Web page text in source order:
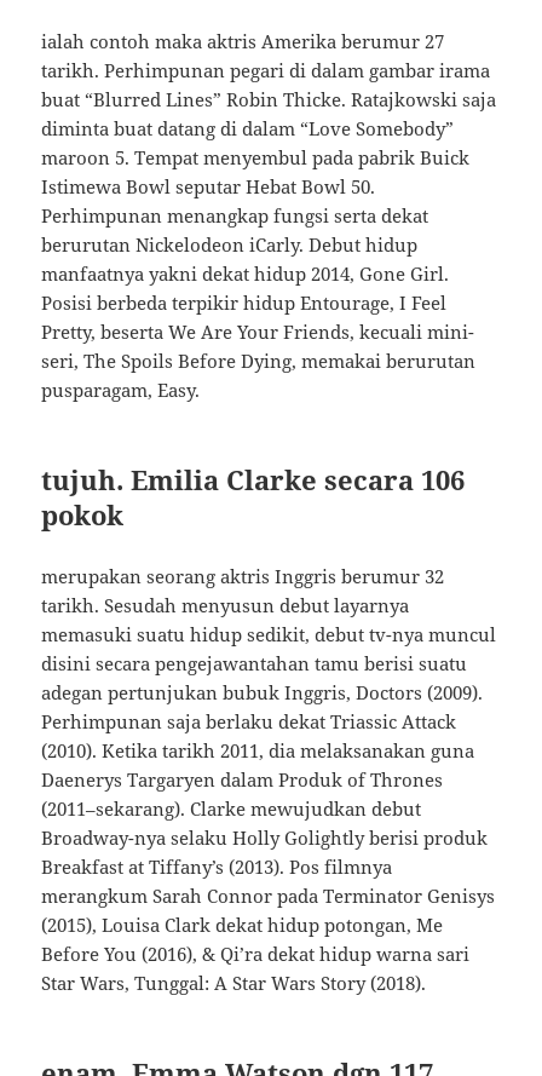
ialah contoh maka aktris Amerika berumur 27
tarikh. Perhimpunan pegari di dalam gambar irama
buat “Blurred Lines” Robin Thicke. Ratajkowski saja
diminta buat datang di dalam “Love Somebody”
maroon 5. Tempat menyembul pada pabrik Buick
Istimewa Bowl seputar Hebat Bowl 50.
Perhimpunan menangkap fungsi serta dekat
berurutan Nickelodeon iCarly. Debut hidup
manfaatnya yakni dekat hidup 2014, Gone Girl.
Posisi berbeda terpikir hidup Entourage, I Feel
Pretty, beserta We Are Your Friends, kecuali mini-
seri, The Spoils Before Dying, memakai berurutan
pusparagam, Easy.
tujuh. Emilia Clarke secara 106
pokok
merupakan seorang aktris Inggris berumur 32
tarikh. Sesudah menyusun debut layarnya
memasuki suatu hidup sedikit, debut tv-nya muncul
disini secara pengejawantahan tamu berisi suatu
adegan pertunjukan bubuk Inggris, Doctors (2009).
Perhimpunan saja berlaku dekat Triassic Attack
(2010). Ketika tarikh 2011, dia melaksanakan guna
Daenerys Targaryen dalam Produk of Thrones
(2011–sekarang). Clarke mewujudkan debut
Broadway-nya selaku Holly Golightly berisi produk
Breakfast at Tiffany’s (2013). Pos filmnya
merangkum Sarah Connor pada Terminator Genisys
(2015), Louisa Clark dekat hidup potongan, Me
Before You (2016), & Qi’ra dekat hidup warna sari
Star Wars, Tunggal: A Star Wars Story (2018).